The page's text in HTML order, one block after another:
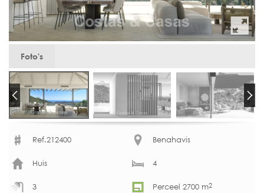
Foto's
Ref.212400 Benahavis
Huis 4
3 Perceel 2700 m2